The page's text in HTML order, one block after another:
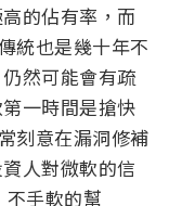
的佔有率，而
統也是幾十年不
然可能會有疏
一時間是搶快
刻意在漏洞修補
人對微軟的信
手軟的幫